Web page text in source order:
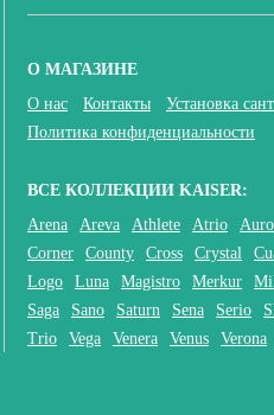
О МАГАЗИНЕ
О нас
Контакты
Установка
Политика конфиденциальности
ВСЕ КОЛЛЕКЦИИ KAISER:
Arena
Areva Athlete Atrio
Corner
County Cross Crystal
Logo
Luna Magistro Merkur
Saga
Sano Saturn Sena Serio
Trio
Vega Venera Venus Verona